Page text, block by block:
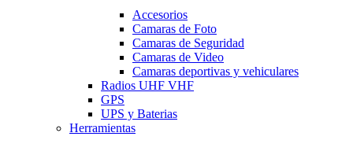
Accesorios
Camaras de Foto
Camaras de Seguridad
Camaras de Video
Camaras deportivas y vehiculares
Radios UHF VHF
GPS
UPS y Baterias
Herramientas